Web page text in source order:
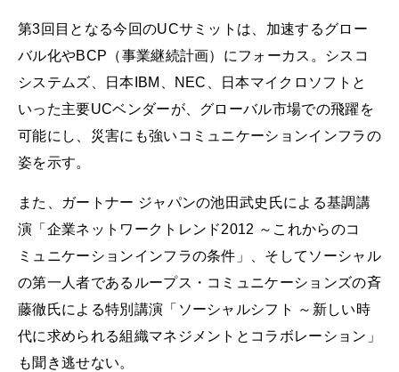
第3回目となる今回のUCサミットは、加速するグロー
バル化やBCP（事業継続計画）にフォーカス。シスコ
システムズ、日本IBM、NEC、日本マイクロソフトと
いった主要UCベンダーが、グローバル市場での飛躍を
可能にし、災害にも強いコミュニケーションインフラの
姿を示す。
また、ガートナー ジャパンの池田武史氏による基調講
演「企業ネットワークトレンド2012 ～これからのコ
ミュニケーションインフラの条件」、そしてソーシャル
の第一人者であるループス・コミュニケーションズの斉
藤徹氏による特別講演「ソーシャルシフト ～新しい時
代に求められる組織マネジメントとコラボレーション」
も聞き逃せない。